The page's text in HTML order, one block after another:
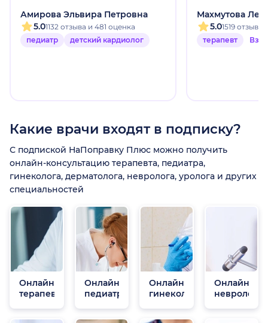
Амирова Эльвира Петровна
5.01132 отзыва и 481 оценка
педиатр
детский кардиолог
Махмутова
5.01519
терапевт
Какие врачи входят в подписку?
С подпиской НаПоправку Плюс можно получить
онлайн-консультацию терапевта, педиатра,
гинеколога, дерматолога, невролога, уролога и других
специальностей
Онлайн
терапевты
Онлайн
педиатры
Онлайн
гинекологи
Онлайн
неврологи